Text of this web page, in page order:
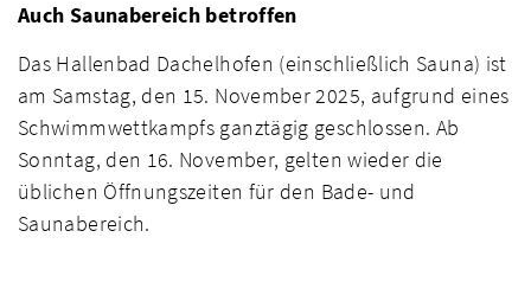
Auch Saunabereich betroffen
Das Hallenbad Dachelhofen (einschließlich Sauna) ist
am Samstag, den 15. November 2025, aufgrund eines
Schwimmwettkampfs ganztägig geschlossen. Ab
Sonntag, den 16. November, gelten wieder die
üblichen Öffnungszeiten für den Bade- und
Saunabereich.